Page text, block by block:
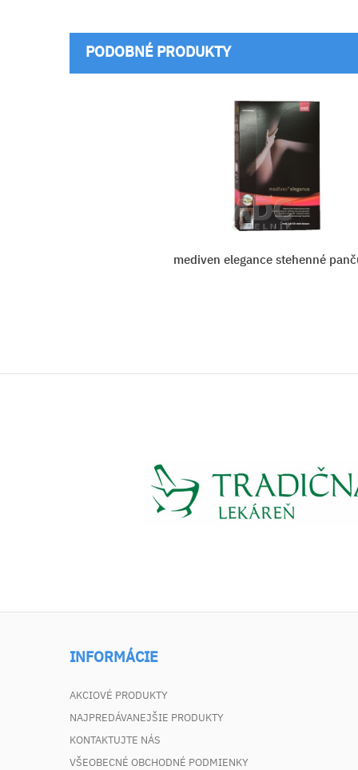
PODOBNÉ PRODUKTY
MAXIS BRILLANT STEHENNÉ
INFORMÁCIE
AKCIOVÉ PRODUKTY
NAJPREDÁVANEJŠIE PRODUKTY
KONTAKTUJTE NÁS
VŠEOBECNÉ OBCHODNÉ PODMIENKY